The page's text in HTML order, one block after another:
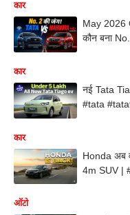
कार
May 2026
कौन बना
कार
नई Tata
#tata
कार
Honda अब
4m SUV |
ऑटो